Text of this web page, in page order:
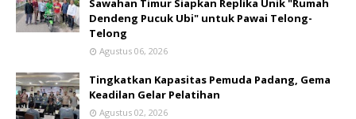
Dendeng Pucuk Ubi" untuk Pawai Telong-
Telong
Agustus 06, 2026
Tingkatkan Kapasitas Pemuda Padang, Gema
Keadilan Gelar Pelatihan
Agustus 02, 2026